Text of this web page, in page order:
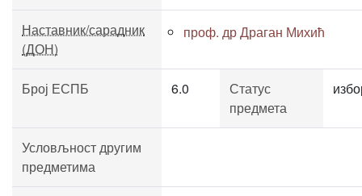
Наставник/сарадник
(ДОН)
проф. др Драган Михић
Број ЕСПБ 6.0
Статус
предмета
Условљност другим
предметима